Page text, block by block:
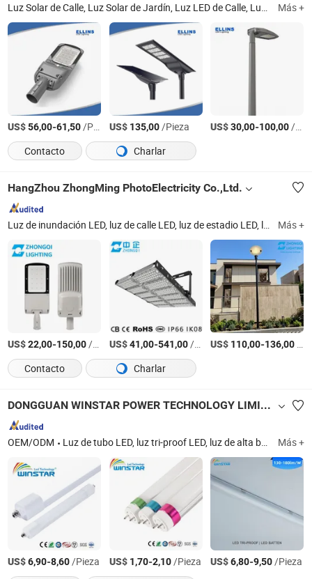
Más +
US$56,00-61,50/Pieza US$ 135,00/Pieza US$30,00-100,00/Pieza
Contacto
Charlar
HangZhou ZhongMing PhotoElectricity Co.,Ltd.
Luz de inundación LED, luz de calle LED, luz de estadio LED, luz exterior, luz LED, luz de grúa, luz de aeropuerto, luz solar, luz de paisaje, luz deportiva Más +
US$22,00-150,00/Pieza US$41,00-541,00/Set US$ 110,00-136,00
Contacto
Charlar
DONGGUAN WINSTAR POWER TECHNOLOGY LIMITED
OEM/ODM Luz de tubo LED, luz tri-proof LED, luz de alta bahía LED, luz de panel LED, proyector LED, luz de calle LED, luz lineal de seguimiento LED, luz empotrada LED, luz lineal LED, luz de cultivo LED Más +
US$6,90-8,60/Pieza US$ 1,70-2,10/Pieza US$6,80-9,50/Pieza